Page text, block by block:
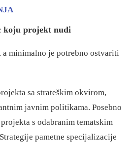
koju projekt nudi
, a minimalno je potrebno ostvariti
sa strateškim okvirom,
javnim politikama. Posebno
s odabranim tematskim
pametne specijalizacije